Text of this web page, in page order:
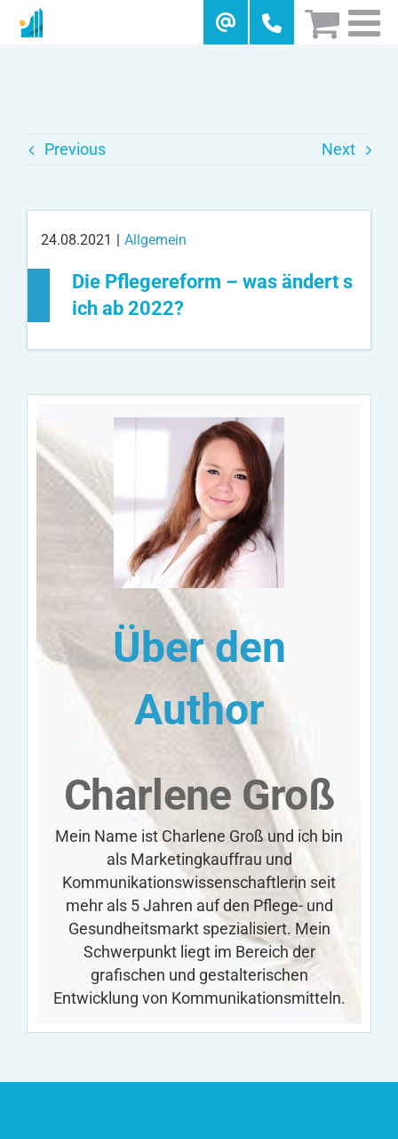
Previous Next
24.08.2021 | Allgemein
Die Pflegereform – was ändert s
ich ab 2022?
Über den
Author
Charlene Groß
Mein Name ist Charlene Groß und ich bin
als Marketingkauffrau und
Kommunikationswissenschaftlerin seit
mehr als 5 Jahren auf den Pflege- und
Gesundheitsmarkt spezialisiert. Mein
Schwerpunkt liegt im Bereich der
grafischen und gestalterischen
Entwicklung von Kommunikationsmitteln.